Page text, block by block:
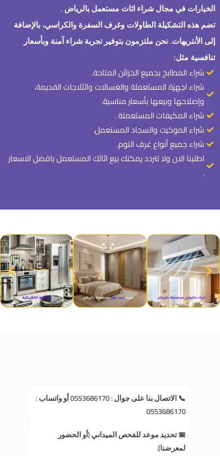
الخيارات في مجال شراء اثاث مستعمل بالرياض .
تضم هذه التشكيلة الطاولات وغرف السفرة والكراسي، بالإضافة
إلى الأنتريهات. نحن ملتزمون بتوفير تجربة شراء آمنة وبأسعار
تنافسية مثل:
شراء المطابخ بجميع الخزائن المتاحة.
شراء اجهزة المستعملة والغسالات والثلاجات القديمة،
وإصلاحها وبيعها بأسعار مناسبة.
شراء المكيفات المستعملة .
شراء الموكيت والسجاد المستعمل.
شراء جميع أنواع غرف النوم.
اطلبنا الان ولا تتردد يمكنك بيع اثاثك المستعمل بافضل الاسعار
.
📞 الاتصال بنا على جوال : 0553686170 أو واتساب :
0553686170
📅 تحديد موعد للفحص الميداني (أو الحضور
لمعرضنا).